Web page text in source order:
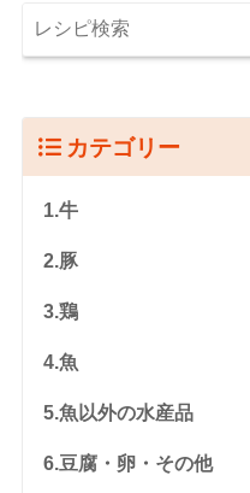
カテゴリー
1.牛
2.豚
3.鶏
4.魚
5.魚以外の水産品
6.豆腐・卵・その他